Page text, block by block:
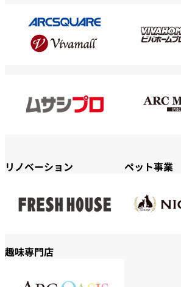
リノベーション ペット事業
趣味専門店